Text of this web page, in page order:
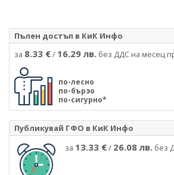
Пълен достъп в КиК Инфо
за 8.33 €/ 16.29 лв. без ДДС на месец
по-лесно
по-бързо
по-сигурно*
Публикувай ГФО в КиК Инфо
за 13.33 €/ 26.08 лв. без